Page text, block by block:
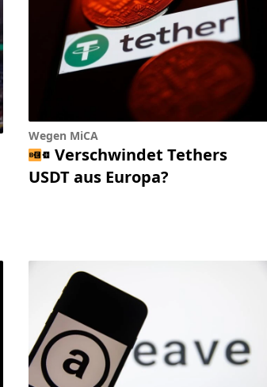
Wegen MiCA
Verschwindet Tethers
USDT aus Europa?